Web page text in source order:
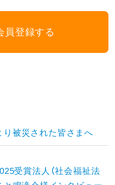
員登録する
被災された皆さまへ
受賞法人（社会福祉法